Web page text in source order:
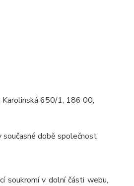
Karolinská 650/1, 186 00,
době společnost
soukromí v dolní části webu,